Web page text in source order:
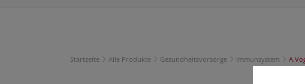
Startseite Alle Produkte Gesundheitsvorsorge Immunsystem